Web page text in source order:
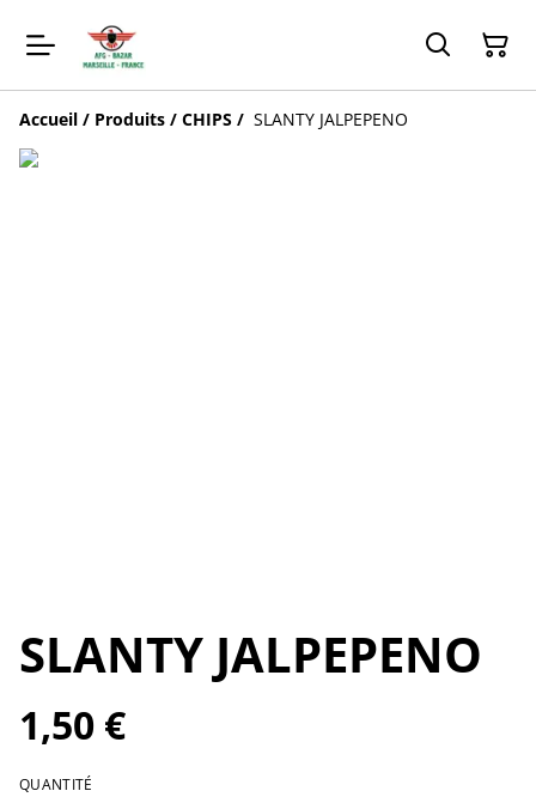
Accueil / Produits / CHIPS / SLANTY JALPEPENO
SLANTY JALPEPENO
1,50 €
QUANTITÉ